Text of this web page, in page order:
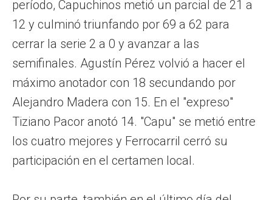
período, Capuchinos metió un parcial de 21 a
12 y culminó triunfando por 69 a 62 para
cerrar la serie 2 a 0 y avanzar a las
semifinales. Agustín Pérez volvió a hacer el
máximo anotador con 18 secundando por
Alejandro Madera con 15. En el "expreso"
Tiziano Pacor anotó 14. "Capu" se metió entre
los cuatro mejores y Ferrocarril cerró su
participación en el certamen local.